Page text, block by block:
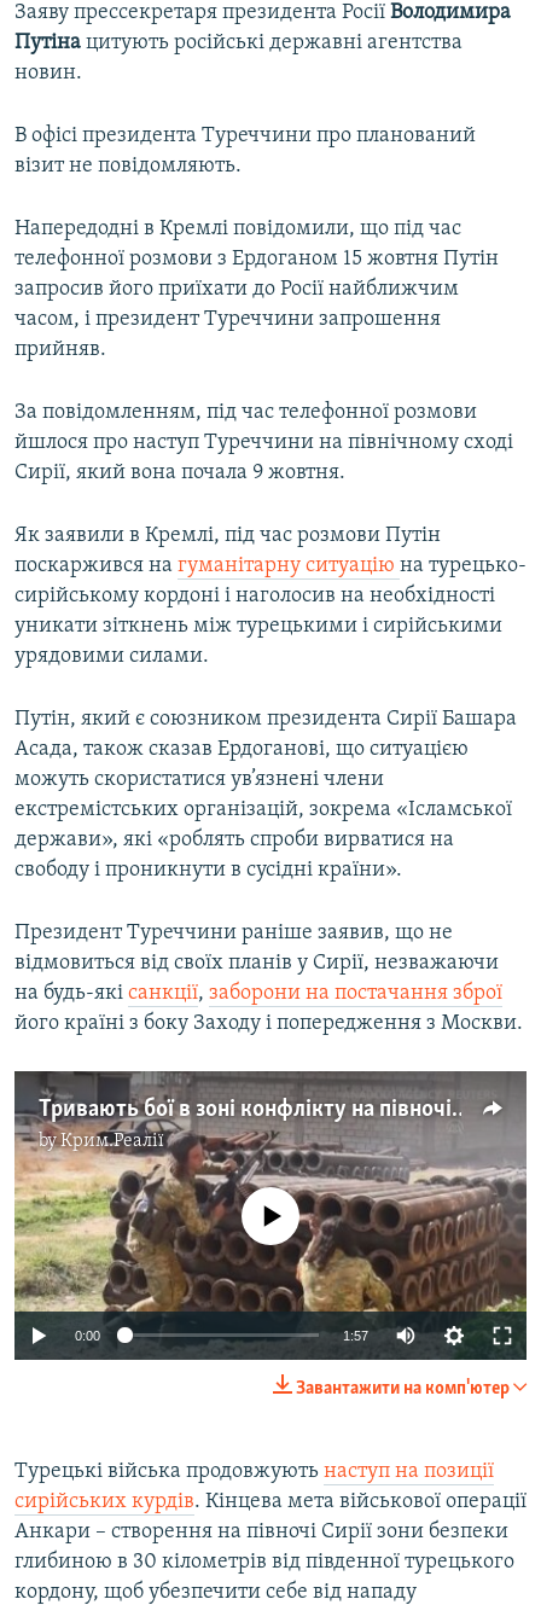
Заяву прессекретаря президента Росії Володимира
Путіна цитують російські державні агентства
новин.
В офісі президента Туреччини про планований
візит не повідомляють.
Напередодні в Кремлі повідомили, що під час
телефонної розмови з Ердоганом 15 жовтня Путін
запросив його приїхати до Росії найближчим
часом, і президент Туреччини запрошення
прийняв.
За повідомленням, під час телефонної розмови
йшлося про наступ Туреччини на північному сході
Сирії, який вона почала 9 жовтня.
Як заявили в Кремлі, під час розмови Путін
поскаржився на гуманітарну ситуацію на турецько-
сирійському кордоні і наголосив на необхідності
уникати зіткнень між турецькими і сирійськими
урядовими силами.
Путін, який є союзником президента Сирії Башара
Асада, також сказав Ердоганові, що ситуацією
можуть скористатися ув’язнені члени
екстремістських організацій, зокрема «Ісламської
держави», які «роблять спроби вирватися на
свободу і проникнути в сусідні країни».
Президент Туреччини раніше заявив, що не
відмовиться від своїх планів у Сирії, незважаючи
на будь-які санкції, заборони на постачання зброї
його країні з боку Заходу і попередження з Москви.
Тривають бої в зоні конфлікту на півночі Сирії – відео
byКрим.Реалії
No media source currently available
0:00 1:57
Завантажити на комп'ютер
Турецькі війська продовжують наступ на позиції
сирійських курдів. Кінцева мета військової операції
Анкари – створення на півночі Сирії зони безпеки
глибиною в 30 кілометрів від південної турецького
кордону, щоб убезпечити себе від нападу